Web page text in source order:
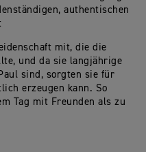
authentischen
mit, die die
und da sie langjährige
sind, sorgten sie für
erzeugen kann. So
Tag mit Freunden als zu